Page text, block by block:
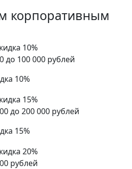
корпоративным
до 100 000 рублей
10%
до 200 000 рублей
15%
рублей